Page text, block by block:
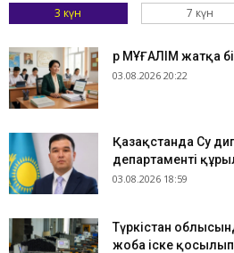
3 күн 7 күн
Әр МҰҒАЛІМ жатқа
03.08.2026 20:22
Қазақстанда Су
департаменті
03.08.2026 18:59
Түркістан
жоба іске